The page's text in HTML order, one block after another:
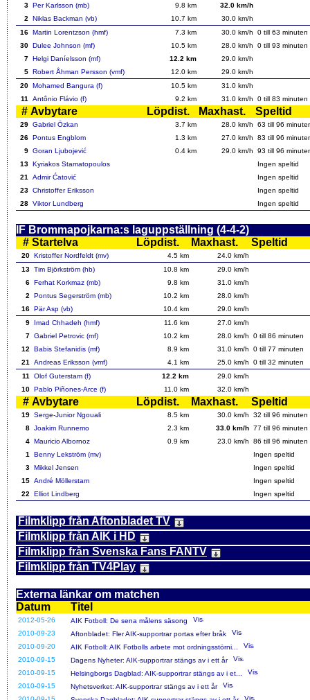
3 Per Karlsson (mb) 9.8 km
32.0 km/h
2
Niklas Backman (vb) 10.7 km
30.0 km/h
16 Martin Lorentzson (hmf) 7.3 km 30.0 km/h 0 till 63 minuten
30 Dulee Johnson (mf) 10.5 km 28.0 km/h 0 till 93 minuten
7 Helgi Daníelsson (mf) 12.2 km
29.0 km/h
5 Robert Åhman Persson (vmf) 12.0 km
29.0 km/h
20 Mohamed Bangura (f) 10.5 km
31.0 km/h
11
Antônio Flávio (f) 9.2 km 31.0 km/h 0 till 83 minuten
# Avbytare Löpdist. Maxhast. Speltid
29 Gabriel Özkan 3.7 km 28.0 km/h 63 till 96
26 Pontus Engblom 1.3 km 27.0 km/h 83 till 96
9 Goran Ljubojević 0.4 km 29.0 km/h 93 till 96
13 Kyriakos Stamatopoulos
Ingen speltid
21
Admir Ćatović
Ingen speltid
23 Christoffer Eriksson
Ingen speltid
28 Viktor Lundberg Ingen speltid
IF Brommapojkarna:s laguppställning (4-4-2)
# Startelva Löpdist. Maxhast. Speltid
20 Kristoffer Nordfeldt (mv) 4.5 km
24.0 km/h
13 Tim Björkström (hb) 10.8 km
29.0 km/h
6 Ferhat Korkmaz (mb) 9.8 km
31.0 km/h
2
Pontus Segerström (mb) 10.2 km
28.0 km/h
16 Pär Asp (vb) 10.4 km
29.0 km/h
9
Imad Chhadeh (hmf) 11.6 km
27.0 km/h
7 Gabriel Petrovic (mf) 10.2 km 28.0 km/h 0 till 86 minuten
12
Babis Stefanidis (mf) 8.9 km 31.0 km/h 0 till 77 minuten
21
Andreas Eriksson (vmf) 4.1 km 25.0 km/h 0 till 32 minuten
11
Olof Guterstam (f) 12.2 km
29.0 km/h
10 Pablo Piñones-Arce (f) 11.0 km 32.0 km/h
# Avbytare Löpdist. Maxhast. Speltid
19 Serge-Junior Ngouali 8.5 km 30.0 km/h 32 till 96 minuten
8 Joakim Runnemo 2.3 km 33.0 km/h 77 till 96 minuten
4 Mauricio Albornoz 0.9 km 23.0 km/h 86 till 96 minuten
1
Benny Lekström (mv)
Ingen speltid
3 Mikkel Jensen
Ingen speltid
15 André Möllerstam
Ingen speltid
22
Elliot Lindberg Ingen speltid
Filmklipp från Aftonbladet TV
Filmklipp från AIK i HD
Filmklipp från Svenska Fans FANTV
Filmklipp från TV4Play
Externa länkar om matchen
Datum
Titel
2012-05-26
AIK Fotboll: De sena målens säsong
2010-09-23
Aftonbladet: Fler AIK-supportrar portas efter bråk
2010-09-20
AIK Fotboll: AIK Fotbolls arbete mot ordningsstörni...
2010-09-15
Dagens Nyheter: AIK-supportrar stängs av i ett år
2010-09-15
Helsingborgs Dagblad: AIK-supportrar stängs av i et...
2010-09-15
Nyhetsverket: AIK-supportrar stängs av i ett år